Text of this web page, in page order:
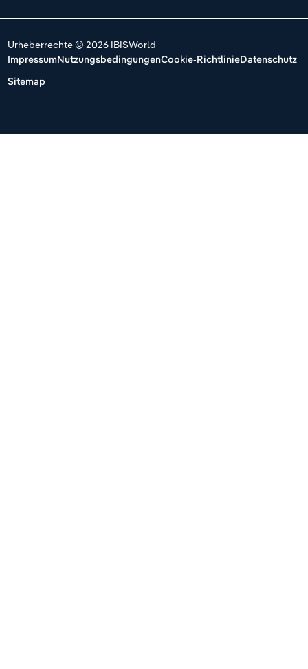
Urheberrechte © 2026 IBISWorld
ImpressumNutzungsbedingungenCookie-RichtlinieDatenschutz
Sitemap